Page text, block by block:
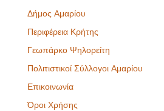
Δήμος Αμαρίου
Περιφέρεια Κρήτης
Γεωπάρκο Ψηλορείτη
Πολιτιστικοί Σύλλογοι Αμαρίου
Επικοινωνία
Όροι Χρήσης